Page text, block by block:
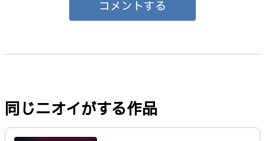
コメントする
同じニオイがする作品